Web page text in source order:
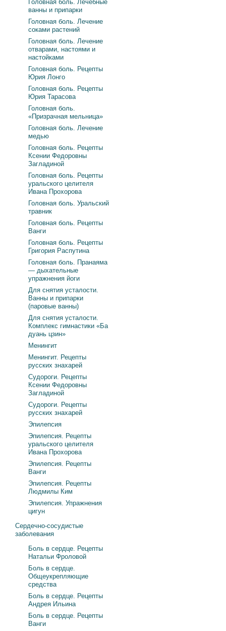
Головная боль. Лечебные
ванны и припарки
Головная боль. Лечение
соками растений
Головная боль. Лечение
отварами, настоями и
настойками
Головная боль. Рецепты
Юрия Лонго
Головная боль. Рецепты
Юрия Тарасова
Головная боль.
«Призрачная мельница»
Головная боль. Лечение
медью
Головная боль. Рецепты
Ксении Федоровны
Загладиной
Головная боль. Рецепты
уральского целителя
Ивана Прохорова
Головная боль. Уральский
травник
Головная боль. Рецепты
Ванги
Головная боль. Рецепты
Григория Распутина
Головная боль. Пранаяма
— дыхательные
упражнения йоги
Для снятия усталости.
Ванны и припарки
(паровые ванны)
Для снятия усталости.
Комплекс гимнастики «Ба
дуань цзин»
Менингит
Менингит. Рецепты
русских знахарей
Судороги. Рецепты
Ксении Федоровны
Загладиной
Судороги. Рецепты
русских знахарей
Эпилепсия
Эпилепсия. Рецепты
уральского целителя
Ивана Прохорова
Эпилепсия. Рецепты
Ванги
Эпилепсия. Рецепты
Людмилы Ким
Эпилепсия. Упражнения
цигун
Сердечно-сосудистые
заболевания
Боль в сердце. Рецепты
Натальи Фроловой
Боль в сердце.
Общеукрепляющие
средства
Боль в сердце. Рецепты
Андрея Ильина
Боль в сердце. Рецепты
Ванги